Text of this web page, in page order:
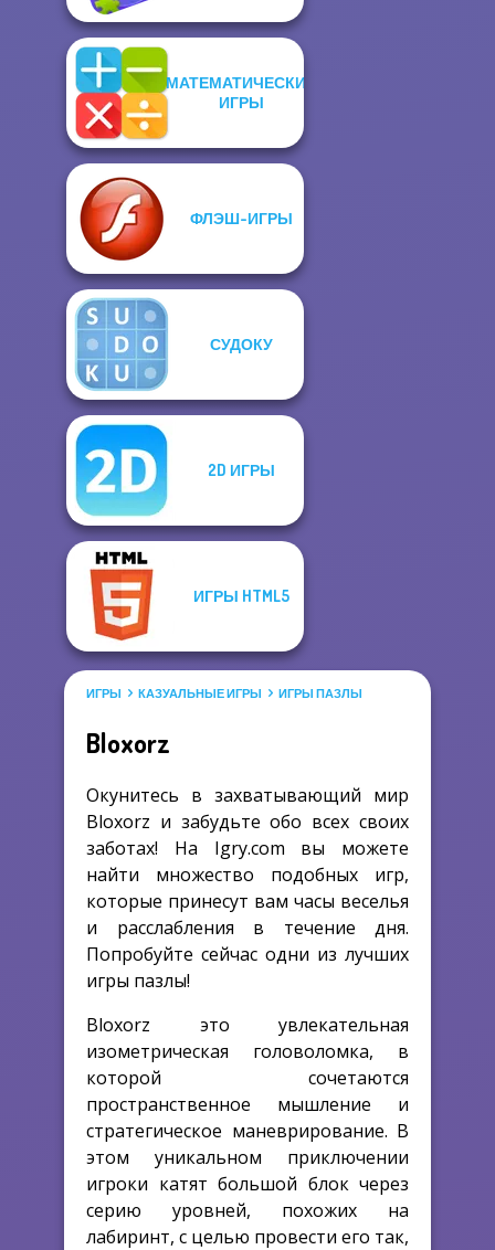
МАТЕМАТИЧЕСКИЕ
ИГРЫ
ФЛЭШ-ИГРЫ
СУДОКУ
2D ИГРЫ
ИГРЫ HTML5
ИГРЫ КАЗУАЛЬНЫЕ ИГРЫ ИГРЫ ПАЗЛЫ
Bloxorz
Окунитесь в захватывающий мир
Bloxorz и забудьте обо всех своих
заботах! На Igry.com вы можете
найти множество подобных игр,
которые принесут вам часы веселья
и расслабления в течение дня.
Попробуйте сейчас одни из лучших
игры пазлы!
Bloxorz это увлекательная
изометрическая головоломка, в
которой сочетаются
пространственное мышление и
стратегическое маневрирование. В
этом уникальном приключении
игроки катят большой блок через
серию уровней, похожих на
лабиринт, с целью провести его так,